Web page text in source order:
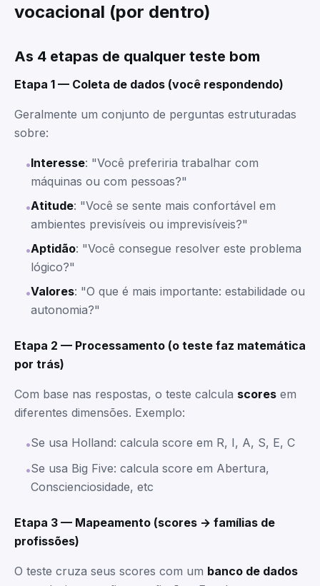
vocacional (por dentro)
As 4 etapas de qualquer teste bom
Etapa 1 — Coleta de dados (você respondendo)
Geralmente um conjunto de perguntas estruturadas
sobre:
•Interesse: "Você preferiria trabalhar com
máquinas ou com pessoas?"
•Atitude: "Você se sente mais confortável em
ambientes previsíveis ou imprevisíveis?"
•Aptidão: "Você consegue resolver este problema
lógico?"
•Valores: "O que é mais importante: estabilidade ou
autonomia?"
Etapa 2 — Processamento (o teste faz matemática
por trás)
Com base nas respostas, o teste calcula scores em
diferentes dimensões. Exemplo:
•Se usa Holland: calcula score em R, I, A, S, E, C
•Se usa Big Five: calcula score em Abertura,
Conscienciosidade, etc
Etapa 3 — Mapeamento (scores → famílias de
profissões)
O teste cruza seus scores com um banco de dados